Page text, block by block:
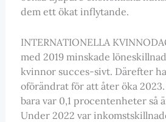
dem ett ökat inflytande.
INTERNATIONELLA
med 2019 minskade
kvinnor succes-sivt. Därefter
oförändrat för att åter öka
bara var 0,1 procentenheter så
Under 2022 var